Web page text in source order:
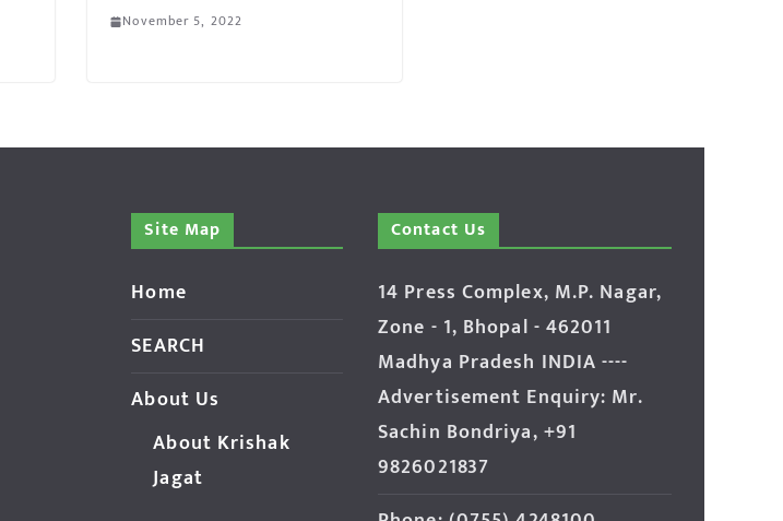
November 5, 2022
Site Map
Home
SEARCH
About Us
About Krishak
Jagat
Contact Us
14 Press Complex, M.P. Nagar,
Zone - 1, Bhopal - 462011
Madhya Pradesh INDIA ----
Advertisement Enquiry: Mr.
Sachin Bondriya, +91
9826021837